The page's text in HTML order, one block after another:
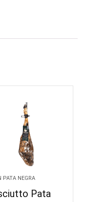
PATA NEGRA
Pata